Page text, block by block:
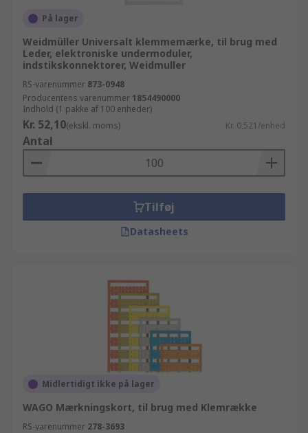
På lager
Weidmüller Universalt klemmemærke, til brug med
Leder, elektroniske undermoduler,
indstikskonnektorer, Weidmuller
RS-varenummer 873-0948
Producentens varenummer 1854490000
Indhold (1 pakke af 100 enheder)
Kr. 52,10(ekskl. moms) Kr. 0,521/enhed
Antal
Tilføj
Datasheets
Midlertidigt ikke på lager
WAGO Mærkningskort, til brug med Klemrække
RS-varenummer 278-3693